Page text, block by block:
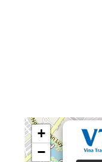
+
−